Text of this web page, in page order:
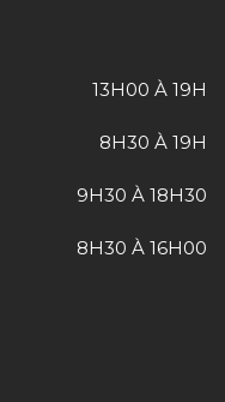
13H00 À 19H
8H30 À 19H
9H30 À 18H30
8H30 À 16H00